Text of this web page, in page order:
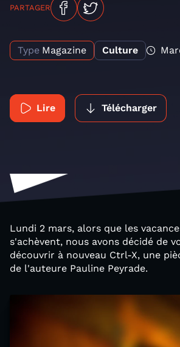
PARTAGER
Type Magazine Culture
Lire Télécharger
Lundi 2 mars, alors que les
s'achèvent, nous avons décidé de
découvrir à nouveau Ctrl-X, une
de l'auteure Pauline Peyrade.